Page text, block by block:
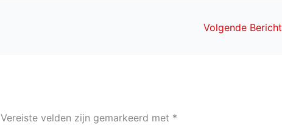
Volgende Bericht
Vereiste velden zijn gemarkeerd met *